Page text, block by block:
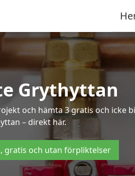
Grythyttan
och hämta 3 gratis och
– direkt här.
gratis och utan förpliktelser